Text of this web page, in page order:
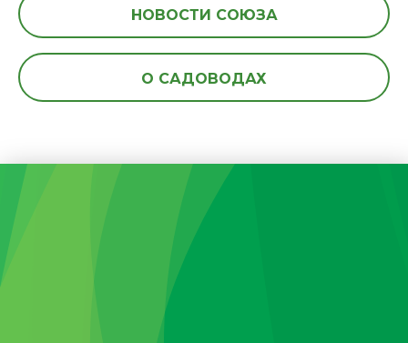
НОВОСТИ СОЮЗА
О САДОВОДАХ